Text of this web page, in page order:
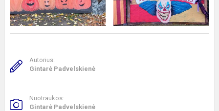
Autorius:
Gintarė Padvelskienė
Nuotraukos:
Gintarė Padvelskienė